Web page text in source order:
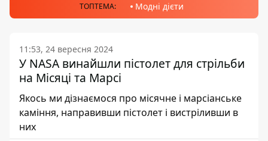
ТОПТЕМА: Модні дієти
11:53, 24 вересня 2024
У NASA винайшли пістолет для стрільби
на Місяці та Марсі
Якось ми дізнаємося про місячне і марсіанське
каміння, направивши пістолет і вистріливши в
них